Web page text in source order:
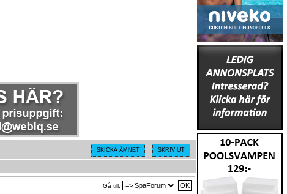
SKICKA ÄMNET SKRIV UT
Gå till: